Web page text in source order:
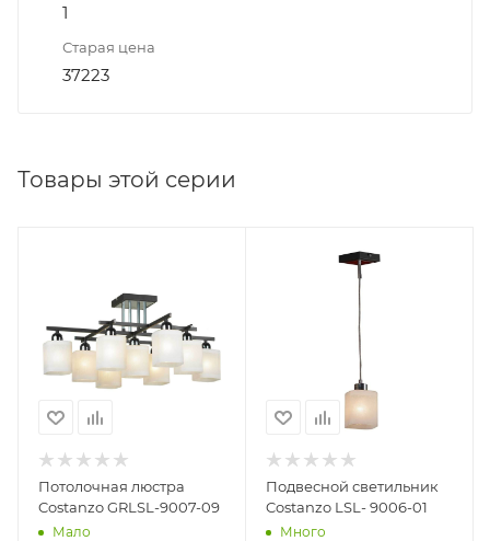
1
Старая цена
37223
Товары этой серии
Потолочная люстра
Costanzo GRLSL-9007-09
Мало
Подвесной светильник
Costanzo LSL- 9006-01
Много